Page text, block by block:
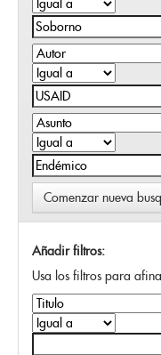
Comenzar nueva
Añadir filtros:
Usa los filtros para